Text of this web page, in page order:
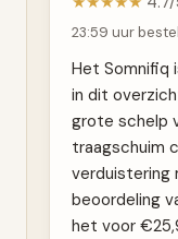
23:59 uur
Het Somnifiq
in dit
grote schelp
traagschuim
verduistering
beoordeling
het voor